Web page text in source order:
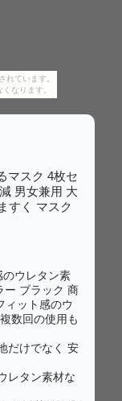
れています。
なります。
マスク 4枚セ
男女兼用 大
すく マスク
ウレタン素
ー ブラック 商
ィット感のウ
数回の使用も
だけでなく 安
レタン素材な